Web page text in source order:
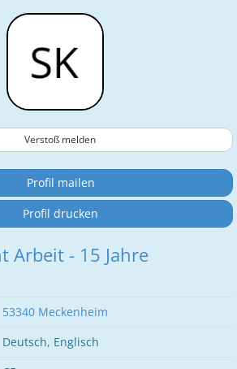
Verstoß melden
Profil mailen
Profil drucken
Arbeit - 15 Jahre
53340 Meckenheim
Deutsch, Englisch